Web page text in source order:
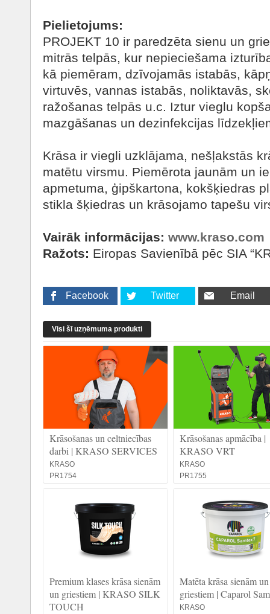
Pielietojums:
PROJEKT 10 ir paredzēta sienu un
mitrās telpās, kur nepieciešama
kā piemēram, dzīvojamās istabās,
virtuvēs, vannas istabās, noliktavās,
ražošanas telpās u.c. Iztur vieglu
mazgāšanas un dezinfekcijas
Krāsa ir viegli uzklājama, nešļakstās
matētu virsmu. Piemērota jaunām un
apmetuma, ģipškartona, kokšķiedras
stikla šķiedras un krāsojamo tapešu
Vairāk informācijas: www.kraso.com
Ražots: Eiropas Savienībā pēc SIA
Facebook Twitter Email
Visi šī uzņēmuma produkti
Krāsošanas un celtniecības
darbi | KRASO SERVICES
KRASO
PR1754
Krāsošanas apmācība |
KRASO VRT
KRASO
PR1755
Premium klases krāsa sienām
un griestiem | KRASO SILK
TOUCH
Matēta krāsa sienām un
griestiem | Caparol
KRASO